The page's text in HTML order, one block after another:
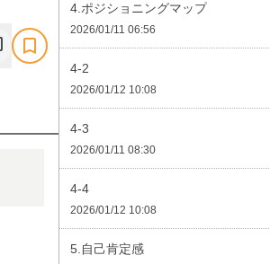
4.ポジショニングマップ
2026/01/11 06:56
4-2
2026/01/12 10:08
4-3
2026/01/11 08:30
4-4
2026/01/12 10:08
5.自己肯定感